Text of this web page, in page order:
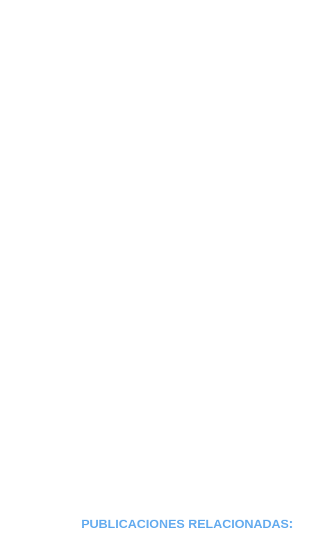
PUBLICACIONES RELACIONADAS: